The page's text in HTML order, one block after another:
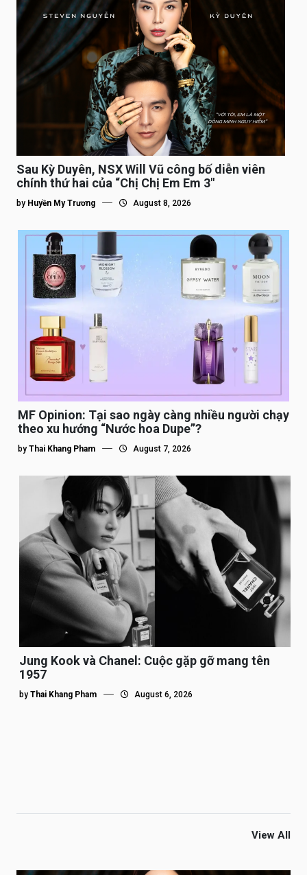
Sau Kỳ Duyên, NSX Will Vũ công bố diễn viên
chính thứ hai của “Chị Chị Em Em 3″
by Huyền My Trương August 8, 2026
MF Opinion: Tại sao ngày càng nhiều người chạy
theo xu hướng “Nước hoa Dupe”?
by Thai Khang Pham August 7, 2026
Jung Kook và Chanel: Cuộc gặp gỡ mang tên
1957
by Thai Khang Pham August 6, 2026
View All